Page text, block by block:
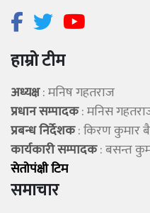
हाम्रो टीम
अध्यक्ष: मनिष गहतराज
प्रधान सम्पादक: मनिस
प्रबन्ध निर्देशक: किरण कुमार
कार्यकारी सम्पादक: बसन्त
सेताेपंक्षी टिम
समाचार